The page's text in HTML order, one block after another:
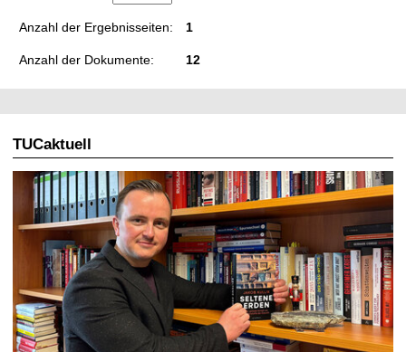
Anzahl der Ergebnisseiten: 1
Anzahl der Dokumente: 12
TUCaktuell